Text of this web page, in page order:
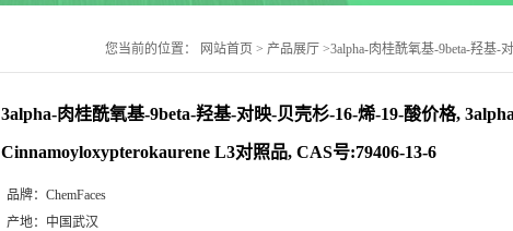
您当前的位置： 网站首页 > 产品展厅 >3alpha-肉桂酰氧基-9beta-羟基-
3alpha-肉桂酰氧基-9beta-羟基-对映-贝壳杉-16-烯-19-酸价格,
Cinnamoyloxypterokaurene L3对照品, CAS号:79406-13-6
品牌： ChemFaces
产地： 中国武汉